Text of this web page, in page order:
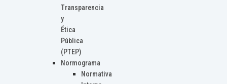
Transparencia
y
Ética
Pública
(PTEP)
Normograma
Normativa